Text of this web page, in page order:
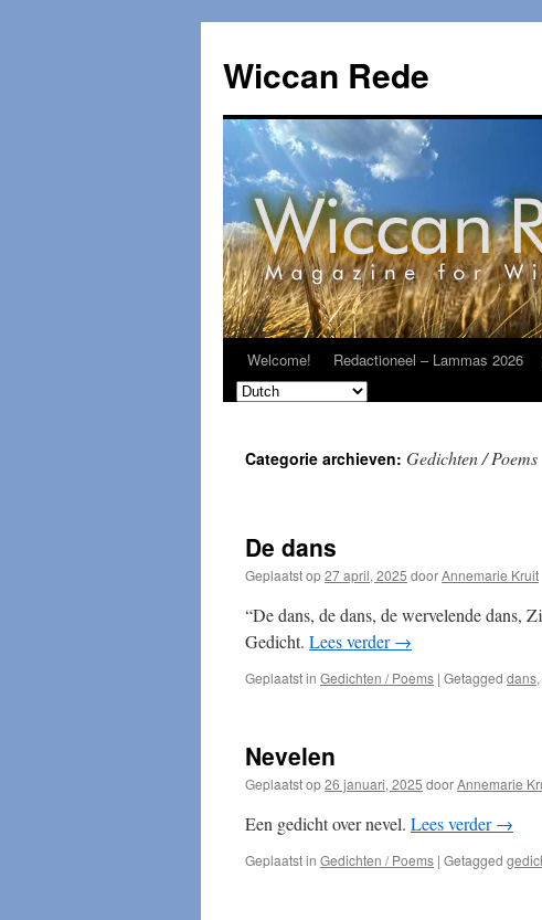
de
inhoud
Wiccan Rede
Welcome! Redactioneel – Lammas 2026
Categorie archieven: Gedichten / Poems
De dans
Geplaatst op27 april, 2025 doorAnnemarie Kruit
“De dans, de dans, de wervelende dans,
Gedicht. Lees verder→
Geplaatst in Gedichten / Poems | Getagged dans,
Nevelen
Geplaatst op26 januari, 2025 doorAnnemarie
Een gedicht over nevel. Lees verder→
Geplaatst in Gedichten / Poems | Getagged